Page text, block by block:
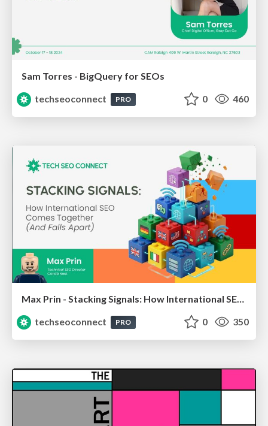
Sam Torres - BigQuery for SEOs
techseoconnect
PRO 0 460
Max Prin - Stacking Signals: How International SEO Comes Together (And Falls Apart)
techseoconnect
PRO 0 350